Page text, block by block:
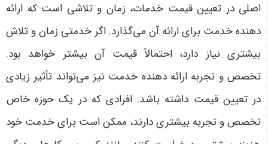
اصلی در تعیین قیمت خدمات، زمان و تلاشی است که ارائه
دهنده خدمت برای ارائه آن می‌گذارد. اگر خدمتی زمان و تلاش
بیشتری نیاز دارد، احتمالاً قیمت آن بیشتر خواهد بود.
تخصص و تجربه ارائه دهنده خدمت نیز می‌تواند تأثیر زیادی
در تعیین قیمت داشته باشد. افرادی که در یک حوزه خاص
تخصص و تجربه بیشتری دارند، ممکن است برای خدمت خود